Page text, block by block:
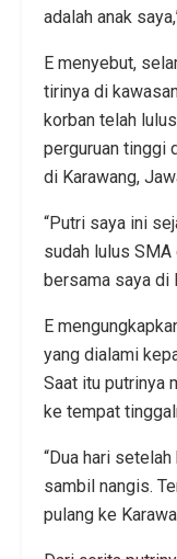
adalah anak
E menyebut,
tirinya di
korban telah
perguruan tinggi
di Karawang,
“Putri saya ini
sudah lulus SMA
bersama saya di
E
yang dialami
Saat itu putrinya
ke tempat
“Dua hari
sambil nangis.
pulang ke